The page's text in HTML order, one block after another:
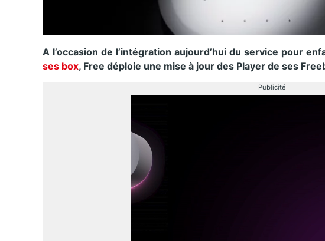
A l’occasion de l’intégration aujourd’hui du service pour
ses box, Free déploie une mise à jour des Player de ses
Publicité